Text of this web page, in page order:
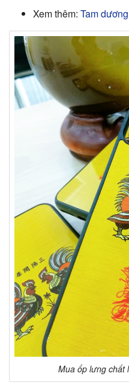
Xem thêm: Tam
Mua ốp lưng chất